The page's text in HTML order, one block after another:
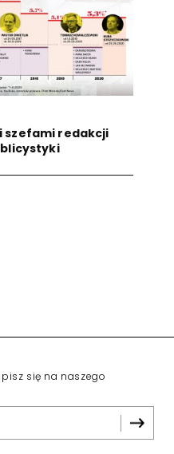
szefami redakcji
się na naszego